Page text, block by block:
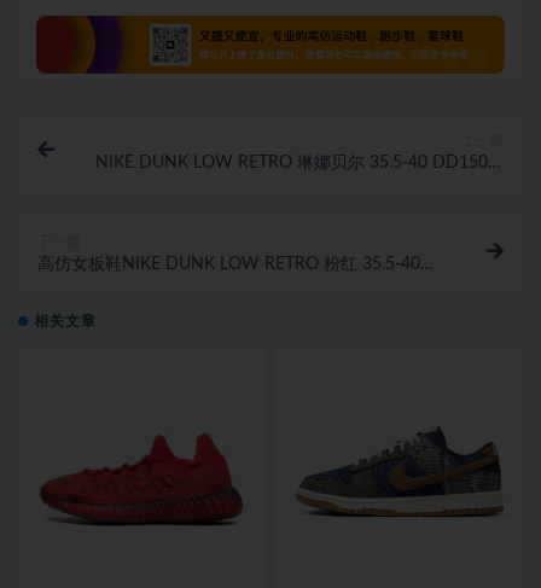
NIKE DUNK LOW RETRO 琳娜贝尔 35.5-40 DD1503-
高仿女板鞋NIKE DUNK LOW RETRO 粉红 35.5-40
相关文章